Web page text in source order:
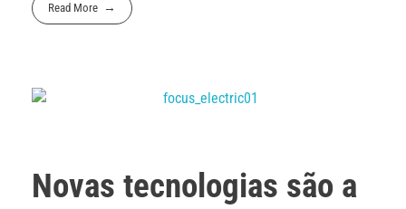
Read More
Novas tecnologias são a